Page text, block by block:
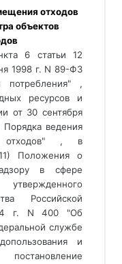
объектов
6 статьи 12
1998 г. N 89-ФЗ
потребления" ,
ресурсов и
от 30 сентября
ведения
отходов" , в
Положения о
в сфере
Российской
г. N 400 "Об
службе
и